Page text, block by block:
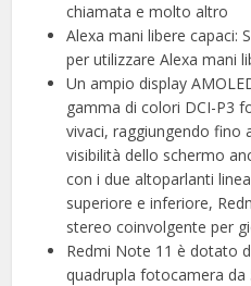
chiamata e molto altro
Alexa mani libere capaci:
per utilizzare Alexa mani
Un ampio display
gamma di colori DCI-P3
vivaci, raggiungendo fino
visibilità dello schermo
con i due altoparlanti
superiore e inferiore,
stereo coinvolgente per
Redmi Note 11 è dotato
quadrupla fotocamera